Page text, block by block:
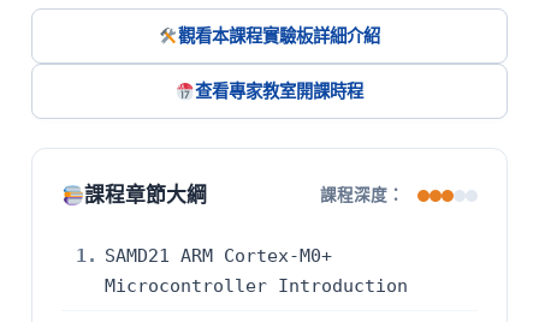
觀看本課程實驗板詳細介紹
查看專家教室開課時程
課程章節大綱 課程深度：
1. SAMD21 ARM Cortex-M0+
Microcontroller Introduction